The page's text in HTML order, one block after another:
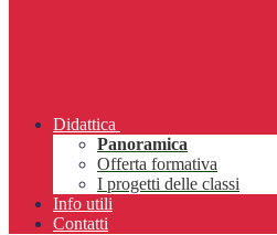
Didattica
Panoramica
Offerta formativa
I progetti delle classi
Info utili
Contatti